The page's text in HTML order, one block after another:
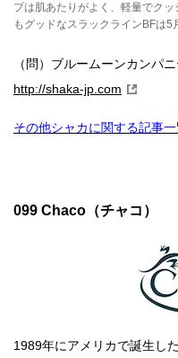
073 MONTURA
071 Black
070 icebreaker（
069 NANGA（ナ
066 SIERRA
065 Eddie Bauer
064 STANDARD
フォルニア）
ン フェザーベッ
プは肌あたりがよく、軽量でク
もグッドなスラックラインBFは
（問）ブルームーンカン
http://shaka-jp.com
その他シャカに関する記事
099 Chaco（チャコ）
1989年にアメリカで誕生し